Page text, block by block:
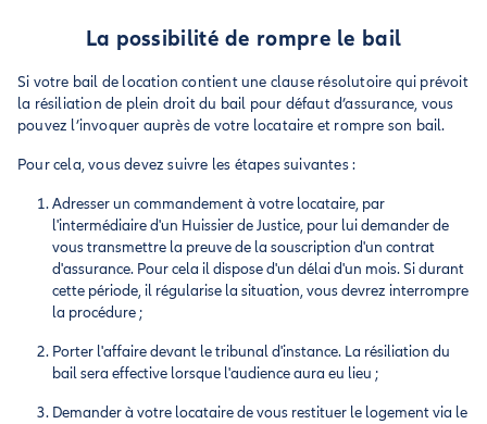
La possibilité de rompre le bail
Si votre bail de location contient une clause résolutoire qui prévoit
la résiliation de plein droit du bail pour défaut d’assurance, vous
pouvez l’invoquer auprès de votre locataire et rompre son bail.
Pour cela, vous devez suivre les étapes suivantes :
Adresser un commandement à votre locataire, par
l'intermédiaire d'un Huissier de Justice, pour lui demander de
vous transmettre la preuve de la souscription d'un contrat
d'assurance. Pour cela il dispose d'un délai d'un mois. Si durant
cette période, il régularise la situation, vous devrez interrompre
la procédure ;
Porter l'affaire devant le tribunal d'instance. La résiliation du
bail sera effective lorsque l'audience aura eu lieu ;
Demander à votre locataire de vous restituer le logement via le